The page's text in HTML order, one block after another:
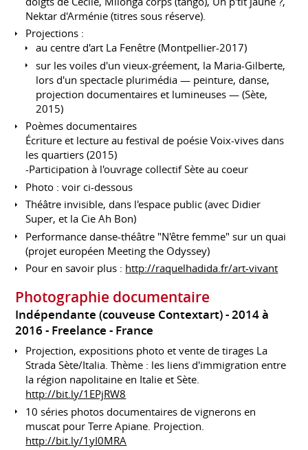
Nektar d'Arménie (titres sous réserve).
Projections :
au centre d'art La Fenêtre (Montpellier-2017)
sur les voiles d'un vieux-gréement, la Maria-Gilberte,
lors d'un spectacle plurimédia — peinture, danse,
projection documentaires et lumineuses — (Sète,
2015)
Poèmes documentaires
Écriture et lecture au festival de poésie Voix-vives dans
les quartiers (2015)
-Participation à l'ouvrage collectif Sète au coeur
Photo : voir ci-dessous
Théâtre invisible, dans l'espace public (avec Didier
Super, et la Cie Ah Bon)
Performance danse-théâtre "N'être femme" sur un quai
(projet européen Meeting the Odyssey)
Pour en savoir plus : http://raquelhadida.fr/art-vivant
Photographie documentaire
Indépendante (couveuse Contextart)
2014 à
2016 Freelance France
Projection, expositions photo et vente de tirages La
Strada Sète/Italia. Thème : les liens d'immigration entre
la région napolitaine en Italie et Sète.
http://bit.ly/1EPjRW8
10 séries photos documentaires de vignerons en
muscat pour Terre Apiane. Projection.
http://bit.ly/1yI0MRA